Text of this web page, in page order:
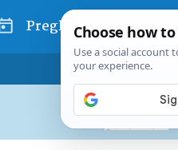
Pregled dana